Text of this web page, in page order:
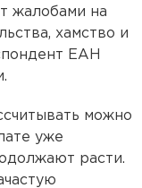
жалобами на
хамство и
ЕАН
можно
уже
расти.